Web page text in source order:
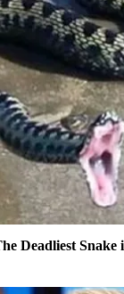
Deadliest Snake